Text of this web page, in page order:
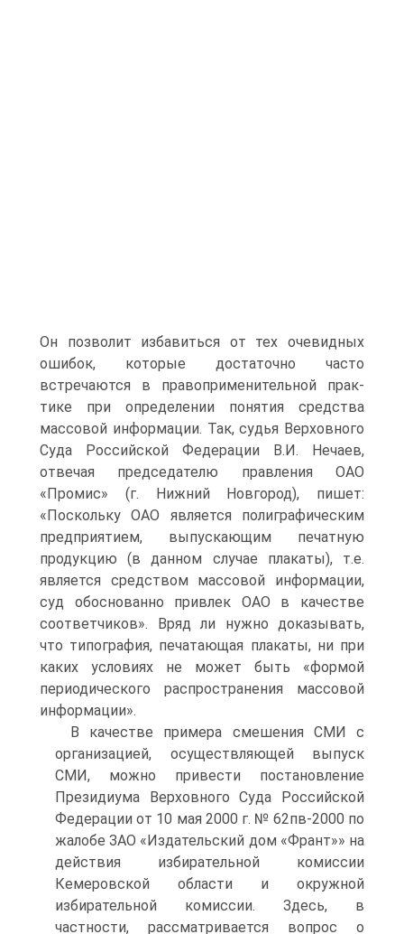
Он позволит избавиться от тех очевидных
ошибок, которые достаточно часто
встречаются в правоприменительной прак­
тике при определении понятия средства
массовой информа­ции. Так, судья Верховного
Суда Российской Федерации В.И. Нечаев,
отвечая председателю правления ОАО
«Промис» (г. Нижний Новгород), пишет:
«Поскольку ОАО явля­ется полиграфическим
предприятием, выпускающим пе­чатную
продукцию (в данном случае плакаты), т.е.
является средством массовой информации,
суд обоснованно привлек ОАО в качестве
соответчиков». Вряд ли нужно доказывать,
что типография, печатающая плакаты, ни при
каких усло­виях не может быть «формой
периодического распростра­нения массовой
информации».
В качестве примера смешения СМИ с
организацией, осуществляющей выпуск
СМИ, можно привести постанов­ление
Президиума Верховного Суда Российской
Федерации от 10 мая 2000 г. № 62пв-2000 по
жалобе ЗAO «Издательс­кий дом «Франт»» на
действия избирательной комиссии
Кемеровской области и окружной
избирательной комис­сии. Здесь, в
частности, рассматривается вопрос о